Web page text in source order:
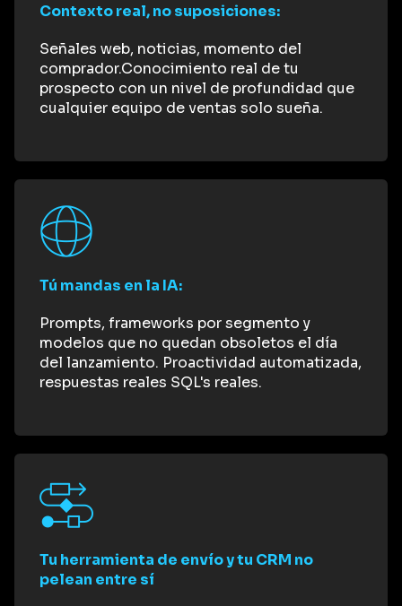
Contexto real, no suposiciones:
Señales web, noticias, momento del
comprador.Conocimiento real de tu
prospecto con un nivel de profundidad que
cualquier equipo de ventas solo sueña.
Tú mandas en la IA:
Prompts, frameworks por segmento y
modelos que no quedan obsoletos el día
del lanzamiento. Proactividad automatizada,
respuestas reales SQL's reales.
Tu herramienta de envío y tu CRM no
pelean entre sí